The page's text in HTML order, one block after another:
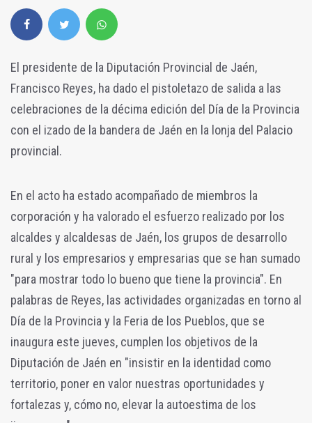
El presidente de la Diputación Provincial de Jaén,
Francisco Reyes, ha dado el pistoletazo de salida a las
celebraciones de la décima edición del Día de la Provincia
con el izado de la bandera de Jaén en la lonja del Palacio
provincial.
En el acto ha estado acompañado de miembros la
corporación y ha valorado el esfuerzo realizado por los
alcaldes y alcaldesas de Jaén, los grupos de desarrollo
rural y los empresarios y empresarias que se han sumado
"para mostrar todo lo bueno que tiene la provincia". En
palabras de Reyes, las actividades organizadas en torno al
Día de la Provincia y la Feria de los Pueblos, que se
inaugura este jueves, cumplen los objetivos de la
Diputación de Jaén en "insistir en la identidad como
territorio, poner en valor nuestras oportunidades y
fortalezas y, cómo no, elevar la autoestima de los